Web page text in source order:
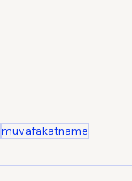
muvafakatname